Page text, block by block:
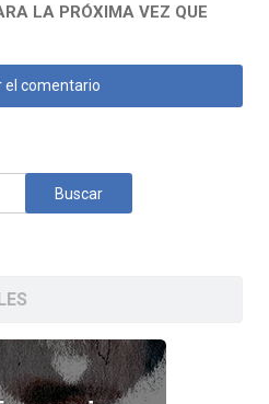
LA PRÓXIMA VEZ QUE